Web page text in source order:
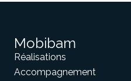
Mobibam
Réalisations
Accompagnement